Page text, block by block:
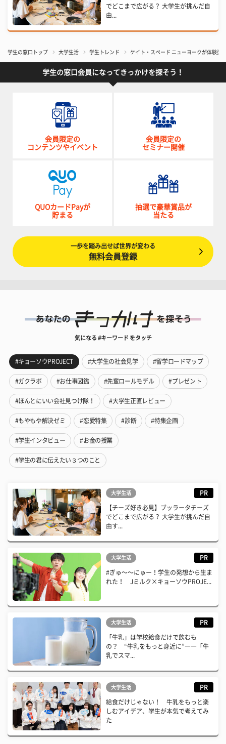
でどこまで広がる？ 大学生が挑んだ自
由...
学生の窓口トップ 大学生活 学生トレンド ケイト・スペード ニューヨークが体験型
学生の窓口会員になってきっかけを探そう！
会員限定の
コンテンツやイベント
会員限定の
セミナー開催
QUOカードPayが
貯まる
抽選で豪華賞品が
当たる
一歩を踏み出せば世界が変わる
無料会員登録
気になる #キーワード をタッチ
#キョーソウPROJECT #大学生の社会見学 #留学ロードマップ
#ガクラボ #お仕事図鑑 #先輩ロールモデル #プレゼント
#ほんとにいい会社見つけ隊！ #大学生正直レビュー
#もやもや解決ゼミ #恋愛特集 #診断 #特集企画
#学生インタビュー #お金の授業
#学生の君に伝えたい３つのこと
大学生活 PR
【チーズ好き必見】ブッラータチーズ
でどこまで広がる？ 大学生が挑んだ自
由す...
大学生活 PR
#ぎゅ〜〜にゅー！学生の発想から生ま
れた！ Jミルク×キョーソウPROJE...
大学生活 PR
「牛乳」は学校給食だけで飲むも
の？ “牛乳をもっと身近に”――「牛
乳でスマ...
大学生活 PR
給食だけじゃない！ 牛乳をもっと楽
しむアイデア、学生が本気で考えてみ
た